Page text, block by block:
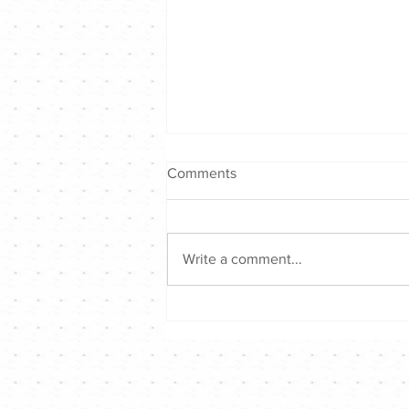
Comments
Write a comment...